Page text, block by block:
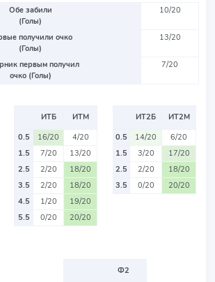
Обе забили
(Голы)
10/20
получили очко
(Голы)
13/20
первым получил
очко (Голы)
7/20
ИТБ
ИТМ
0.5
16/20
4/20
1.5
7/20
13/20
2.5
2/20
18/20
3.5
2/20
18/20
4.5
1/20
19/20
5.5
0/20 20/20
ИТ2Б
ИТ2М
0.5
14/20
6/20
1.5
3/20
17/20
2.5
2/20
18/20
3.5
0/20 20/20
Ф2